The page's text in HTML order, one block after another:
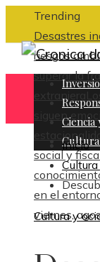
Trending
Desastres
riesgos
superar la
extranjera
siguen
social y
en el
viernes,
Cultura
Inicio
Cultura y